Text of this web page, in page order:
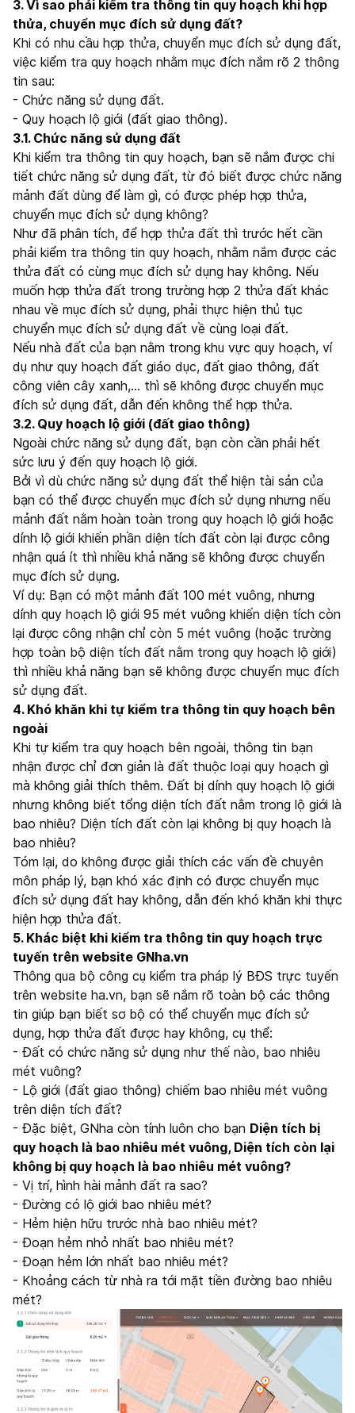
3. Vì sao phải kiểm tra thông tin quy hoạch khi hợp
thửa, chuyển mục đích sử dụng đất?
Khi có nhu cầu hợp thửa, chuyển mục đích sử dụng đất,
việc kiểm tra quy hoạch nhằm mục đích nắm rõ 2 thông
tin sau:
- Chức năng sử dụng đất.
- Quy hoạch lộ giới (đất giao thông).
3.1. Chức năng sử dụng đất
Khi kiểm tra thông tin quy hoạch, bạn sẽ nắm được chi
tiết chức năng sử dụng đất, từ đó biết được chức năng
mảnh đất dùng để làm gì, có được phép hợp thửa,
chuyển mục đích sử dụng không?
Như đã phân tích, để hợp thửa đất thì trước hết cần
phải kiểm tra thông tin quy hoạch, nhằm nắm được các
thửa đất có cùng mục đích sử dụng hay không. Nếu
muốn hợp thửa đất trong trường hợp 2 thửa đất khác
nhau về mục đích sử dụng, phải thực hiện thủ tục
chuyển mục đích sử dụng đất về cùng loại đất.
Nếu nhà đất của bạn nằm trong khu vực quy hoạch, ví
dụ như quy hoạch đất giáo dục, đất giao thông, đất
công viên cây xanh,... thì sẽ không được chuyển mục
đích sử dụng đất, dẫn đến không thể hợp thửa.
3.2. Quy hoạch lộ giới (đất giao thông)
Ngoài chức năng sử dụng đất, bạn còn cần phải hết
sức lưu ý đến quy hoạch lộ giới.
Bởi vì dù chức năng sử dụng đất thể hiện tài sản của
bạn có thể được chuyển mục đích sử dụng nhưng nếu
mảnh đất nằm hoàn toàn trong quy hoạch lộ giới hoặc
dính lộ giới khiến phần diện tích đất còn lại được công
nhận quá ít thì nhiều khả năng sẽ không được chuyển
mục đích sử dụng.
Ví dụ: Bạn có một mảnh đất 100 mét vuông, nhưng
dính quy hoạch lộ giới 95 mét vuông khiến diện tích còn
lại được công nhận chỉ còn 5 mét vuông (hoặc trường
hợp toàn bộ diện tích đất nằm trong quy hoạch lộ giới)
thì nhiều khả năng bạn sẽ không được chuyển mục đích
sử dụng đất.
4. Khó khăn khi tự kiểm tra thông tin quy hoạch bên
ngoài
Khi tự kiểm tra quy hoạch bên ngoài, thông tin bạn
nhận được chỉ đơn giản là đất thuộc loại quy hoạch gì
mà không giải thích thêm. Đất bị dính quy hoạch lộ giới
nhưng không biết tổng diện tích đất nằm trong lộ giới là
bao nhiêu? Diện tích đất còn lại không bị quy hoạch là
bao nhiêu?
Tóm lại, do không được giải thích các vấn đề chuyên
môn pháp lý, bạn khó xác định có được chuyển mục
đích sử dụng đất hay không, dẫn đến khó khăn khi thực
hiện hợp thửa đất.
5. Khác biệt khi kiểm tra thông tin quy hoạch trực
tuyến trên website GNha.vn
Thông qua bộ công cụ kiểm tra pháp lý BĐS trực tuyến
trên website ha.vn, bạn sẽ nắm rõ toàn bộ các thông
tin giúp bạn biết sơ bộ có thể chuyển mục đích sử
dụng, hợp thửa đất được hay không, cụ thể:
- Đất có chức năng sử dụng như thế nào, bao nhiêu
mét vuông?
- Lộ giới (đất giao thông) chiếm bao nhiêu mét vuông
trên diện tích đất?
- Đặc biệt, GNha còn tính luôn cho bạn Diện tích bị
quy hoạch là bao nhiêu mét vuông, Diện tích còn lại
không bị quy hoạch là bao nhiêu mét vuông?
- Vị trí, hình hài mảnh đất ra sao?
- Đường có lộ giới bao nhiêu mét?
- Hẻm hiện hữu trước nhà bao nhiêu mét?
- Đoạn hẻm nhỏ nhất bao nhiêu mét?
- Đoạn hẻm lớn nhất bao nhiêu mét?
- Khoảng cách từ nhà ra tới mặt tiền đường bao nhiêu
mét?